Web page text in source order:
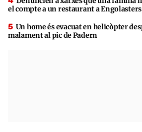
el compte a un restaurant a Engolasters
Un home és evacuat en helicòpter
malament al pic de Padern